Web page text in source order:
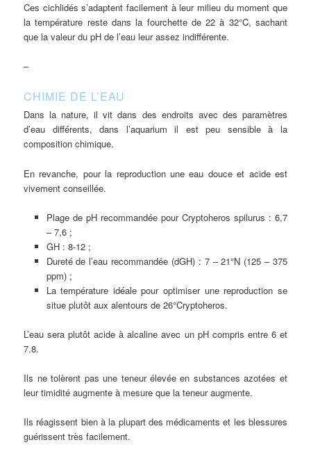
Ces cichlidés s’adaptent facilement à leur milieu du moment que
la température reste dans la fourchette de 22 à 32°C, sachant
que la valeur du pH de l’eau leur assez indifférente.
–
CHIMIE DE L’EAU
Dans la nature, il vit dans des endroits avec des paramètres
d’eau différents, dans l’aquarium il est peu sensible à la
composition chimique.
En revanche, pour la reproduction une eau douce et acide est
vivement conseillée.
Plage de pH recommandée pour Cryptoheros spilurus : 6,7
– 7,6 ;
GH : 8-12 ;
Dureté de l’eau recommandée (dGH) : 7 – 21°N (125 – 375
ppm) ;
La température idéale pour optimiser une reproduction se
situe plutôt aux alentours de 26°Cryptoheros.
L’eau sera plutôt acide à alcaline avec un pH compris entre 6 et
7.8.
Ils ne tolèrent pas une teneur élevée en substances azotées et
leur timidité augmente à mesure que la teneur augmente.
Ils réagissent bien à la plupart des médicaments et les blessures
guérissent très facilement.